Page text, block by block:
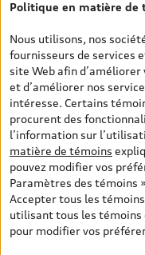
véhicules neufs et
de transport et
environnementales (pour
d’administration des
vente sont exclues.
versements sont des
Configurateur et prix (à
consulté à partir des
d’occasion, les prix
réels). Sur les pages de
véhicules, les modèles
avec des caractéristiques
modèles canadiens.
l’exactitude de ces
Politique en matière de
Nous utilisons, nos
fournisseurs de services
site Web afin
et d’améliorer nos
intéresse. Certains
procurent des
l’information sur
matière de témoins
pouvez modifier vos
Paramètres des témoins
Accepter tous les
utilisant tous les témoins
pour modifier vos